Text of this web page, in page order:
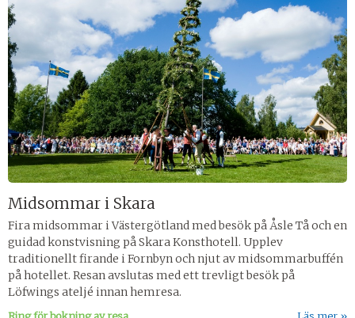
Midsommar i Skara
Fira midsommar i Västergötland med besök på Åsle Tå och en
guidad konstvisning på Skara Konsthotell. Upplev
traditionellt firande i Fornbyn och njut av midsommarbuffén
på hotellet. Resan avslutas med ett trevligt besök på
Löfwings ateljé innan hemresa.